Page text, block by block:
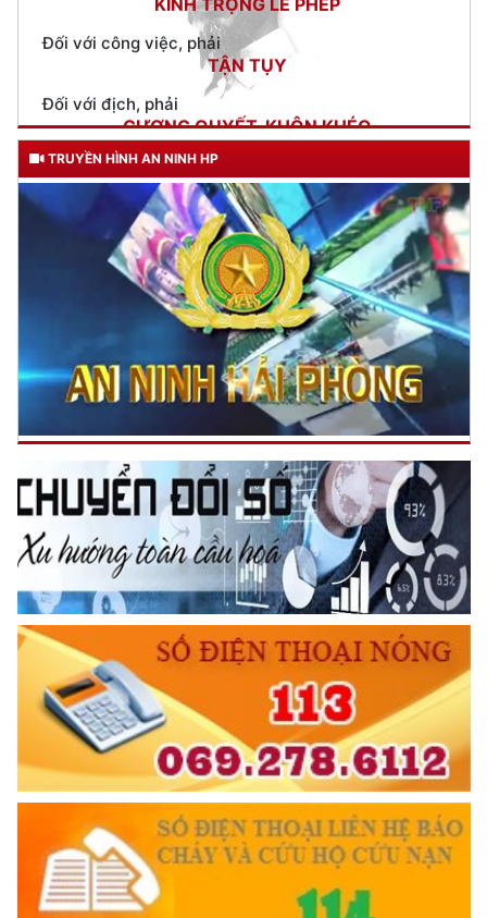
CƯƠNG QUYẾT, KHÔN KHÉO
Trích thư Chủ tịch Hồ Chí Minh
gửi Công an Khu XII,
ngày 11 tháng 3 năm 1948.
TRUYỀN HÌNH AN NINH HP